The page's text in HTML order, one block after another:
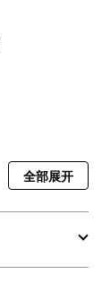
全部展开